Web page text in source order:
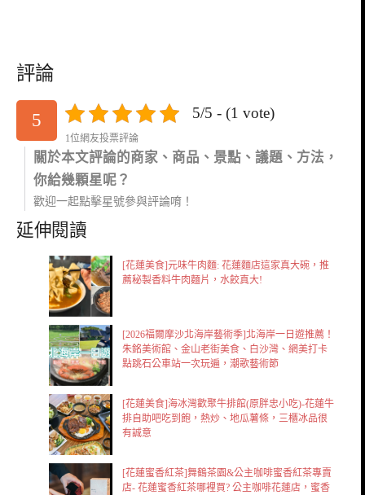
評論
5 5/5 - (1 vote)
1位網友投票評論
關於本文評論的商家、商品、景點、議題、方法，
你給幾顆星呢？
歡迎一起點擊星號參與評論唷！
延伸閱讀
[花蓮美食]元味牛肉麵: 花蓮麵店這家真大碗，推
薦秘製香料牛肉麵片，水餃真大!
[2026福爾摩沙北海岸藝術季]北海岸一日遊推薦！
朱銘美術館、金山老街美食、白沙灣、網美打卡
點跳石公車站一次玩遍，潮歌藝術節
[花蓮美食]海冰灣歡聚牛排館(原胖忠小吃)-花蓮牛
排自助吧吃到飽，熱炒、地瓜薯條，三櫃冰品很
有誠意
[花蓮蜜香紅茶]舞鶴茶園&公主咖啡蜜香紅茶專賣
店- 花蓮蜜香紅茶哪裡買? 公主咖啡花蓮店，蜜香